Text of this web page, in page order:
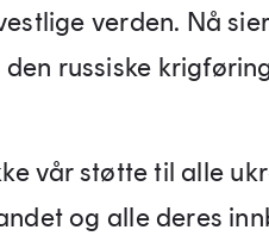
verden. Nå
russiske
vår støtte til alle
og alle deres